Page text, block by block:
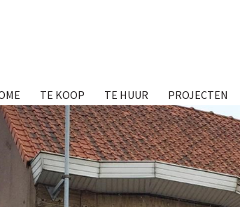
TE KOOP TE HUUR PROJECTEN